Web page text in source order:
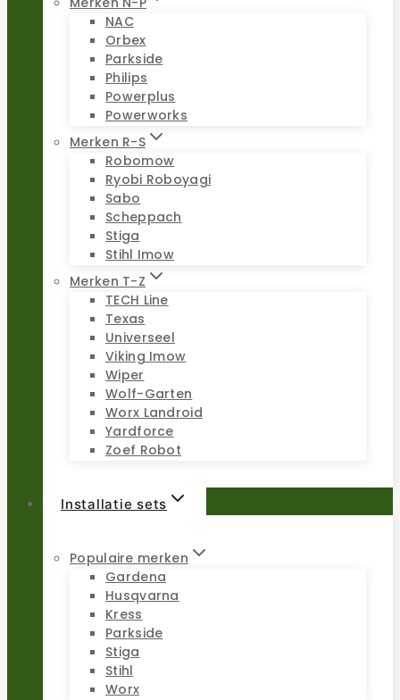
NAC
Orbex
Parkside
Philips
Powerplus
Powerworks
Merken R-S
Robomow
Ryobi Roboyagi
Sabo
Scheppach
Stiga
Stihl Imow
Merken T-Z
TECH Line
Texas
Universeel
Viking Imow
Wiper
Wolf-Garten
Worx Landroid
Yardforce
Zoef Robot
Installatie sets
Populaire merken
Gardena
Husqvarna
Kress
Parkside
Stiga
Stihl
Worx